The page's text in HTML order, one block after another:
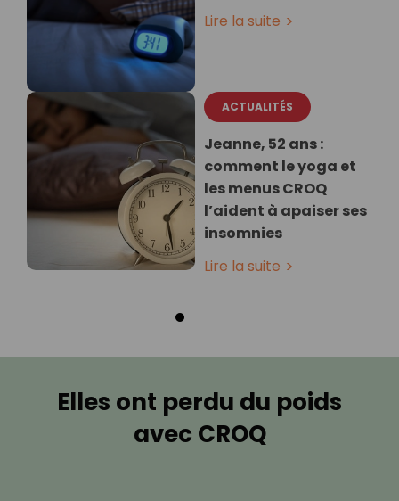
Lire la suite
ACTUALITÉS
Jeanne, 52 ans :
comment le yoga et
les menus CROQ
l’aident à apaiser ses
insomnies
Lire la suite
Elles ont perdu du poids
avec CROQ